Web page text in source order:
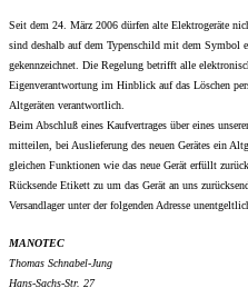
Seit dem 24. März 2006 dürfen alte Elektrogeräte
sind deshalb auf dem Typenschild mit dem Symbol
gekennzeichnet. Die Regelung betrifft alle
Eigenverantwortung im Hinblick auf das Löschen
Altgeräten verantwortlich.
Beim Abschluß eines Kaufvertrages über eines
mitteilen, bei Auslieferung des neuen Gerätes ein
gleichen Funktionen wie das neue Gerät erfüllt
Rücksende Etikett zu um das Gerät an uns
Versandlager unter der folgenden Adresse
MANOTEC
Thomas Schnabel-Jung
Hans-Sachs-Str. 27